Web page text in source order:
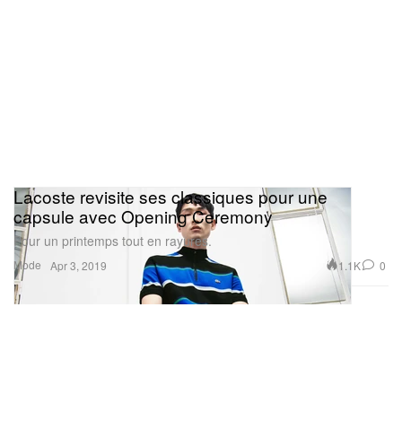
Mode
Lacoste revisite ses classiques pour une
capsule avec Opening Ceremony
Pour un printemps tout en rayures.
Apr 3, 2019 1.1K 0